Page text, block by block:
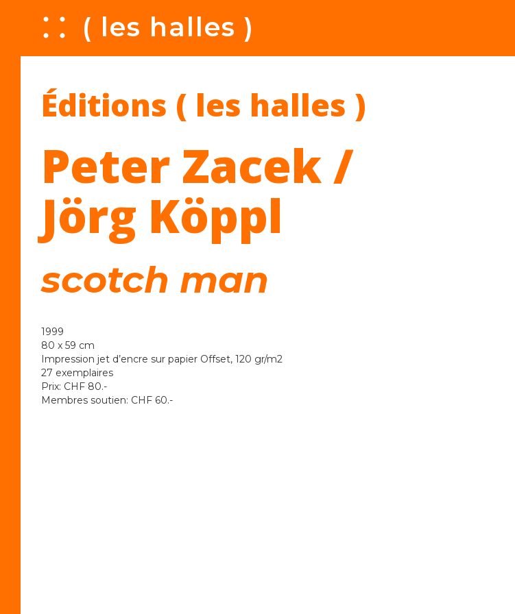
A ( les halles )
Éditions ( les halles )
Peter Zacek /
Jörg Köppl
scotch man
1999
80 x 59 cm
Impression jet d’encre sur papier Offset, 120 gr/m2
27 exemplaires
Prix: CHF 80.-
Membres soutien: CHF 60.-